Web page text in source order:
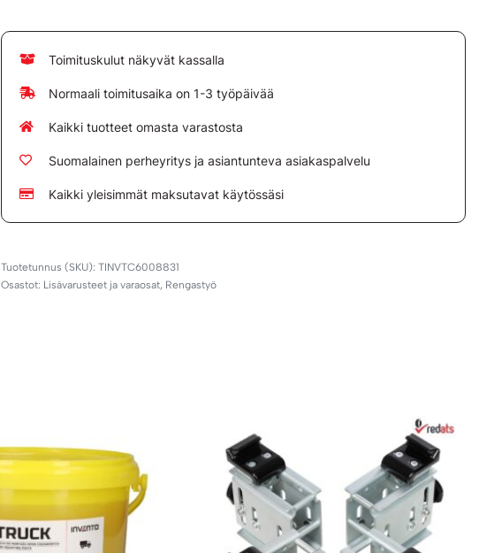
Toimituskulut näkyvät kassalla
Normaali toimitusaika on 1-3 työpäivää
Kaikki tuotteet omasta varastosta
Suomalainen perheyritys ja asiantunteva asiakaspalvelu
Kaikki yleisimmät maksutavat käytössäsi
TINVTC6008831
Osastot: Lisävarusteet ja varaosat, Rengastyö